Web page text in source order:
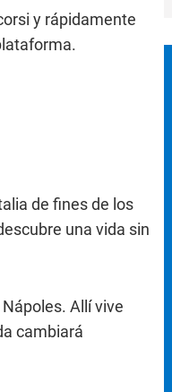
y rápidamente
de fines de los
una vida sin
Allí vive
cambiará